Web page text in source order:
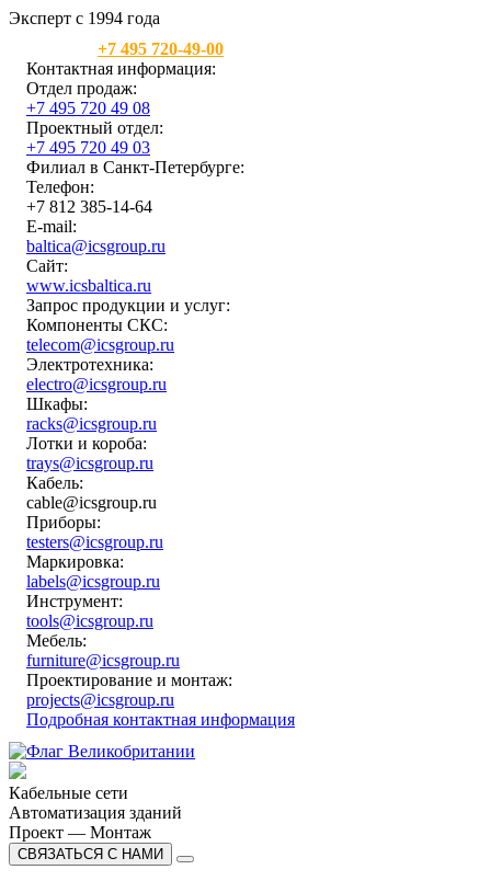
Эксперт с 1994 года
+7 495 720-49-00
Контактная информация:
Отдел продаж:
+7 495 720 49 08
Проектный отдел:
+7 495 720 49 03
Филиал в Санкт-Петербурге:
Телефон:
+7 812 385-14-64
E-mail:
baltica@icsgroup.ru
Сайт:
www.icsbaltica.ru
Запрос продукции и услуг:
Компоненты СКС:
telecom@icsgroup.ru
Электротехника:
electro@icsgroup.ru
Шкафы:
racks@icsgroup.ru
Лотки и короба:
trays@icsgroup.ru
Кабель:
cable@icsgroup.ru
Приборы:
testers@icsgroup.ru
Маркировка:
labels@icsgroup.ru
Инструмент:
tools@icsgroup.ru
Мебель:
furniture@icsgroup.ru
Проектирование и монтаж:
projects@icsgroup.ru
Подробная контактная информация
Кабельные сети
Автоматизация зданий
Проект — Монтаж
СВЯЗАТЬСЯ С НАМИ